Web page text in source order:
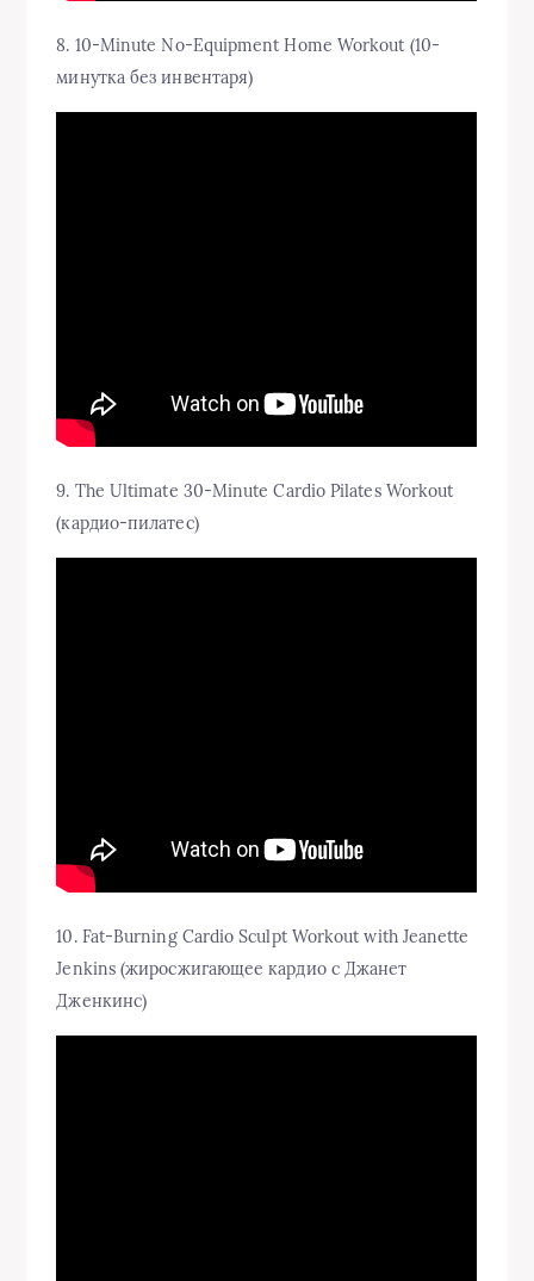
8. 10-Minute No-Equipment Home Workout (10-
минутка без инвентаря)
9. The Ultimate 30-Minute Cardio Pilates Workout
(кардио-пилатес)
10. Fat-Burning Cardio Sculpt Workout with Jeanette
Jenkins (жиросжигающее кардио с Джанет
Дженкинс)